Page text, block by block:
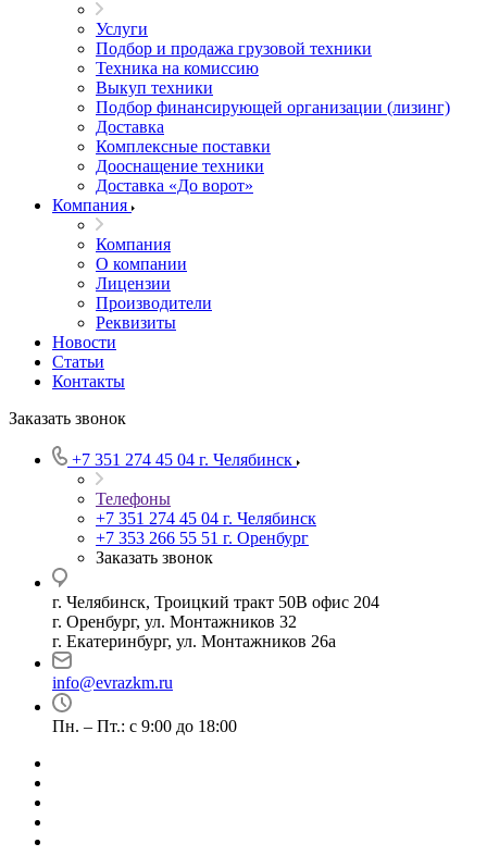
Услуги
Подбор и продажа грузовой техники
Техника на комиссию
Выкуп техники
Подбор финансирующей организации (лизинг)
Доставка
Комплексные поставки
Дооснащение техники
Доставка «До ворот»
Компания
Компания
О компании
Лицензии
Производители
Реквизиты
Новости
Статьи
Контакты
Заказать звонок
+7 351 274 45 04 г. Челябинск
Телефоны
+7 351 274 45 04 г. Челябинск
+7 353 266 55 51 г. Оренбург
Заказать звонок
г. Челябинск, Троицкий тракт 50В офис 204
г. Оренбург, ул. Монтажников 32
г. Екатеринбург, ул. Монтажников 26а
info@evrazkm.ru
Пн. – Пт.: с 9:00 до 18:00